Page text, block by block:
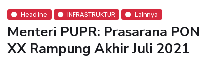
Headline INFRASTRUKTUR Lainnya
Menteri PUPR: Prasarana PON
XX Rampung Akhir Juli 2021